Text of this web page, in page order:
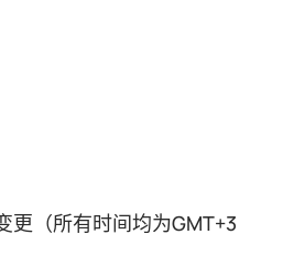
更（所有时间均为GMT+3